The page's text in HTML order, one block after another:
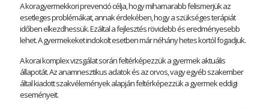
A koragyermekkori prevenció célja, hogy mihamarabb felismerjük az
esetleges problémákat, annak érdekében, hogy a szükséges terápiát
időben elkezdhessük. Ezáltal a fejlesztés rövidebb és eredményesebb
lehet. A gyermekeket indokolt esetben már néhány hetes kortól fogadjuk.
A korai komplex vizsgálat során feltérképezzük a gyermek aktuális
állapotát. Az anamnesztikus adatok és az orvos, vagy egyéb szakember
által kiadott szakvélemények alapján feltérképezzük a gyermek eddigi
eseményeit.